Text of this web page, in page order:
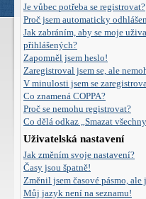
Je vůbec potřeba se registrovat?
Proč jsem automaticky
Jak zabráním, aby se moje
přihlášených?
Zapomněl jsem heslo!
Zaregistroval jsem se, ale
V minulosti jsem se
Co znamená COPPA?
Proč se nemohu registrovat?
Co dělá odkaz „Smazat
Uživatelská nastavení
Jak změním svoje nastavení?
Časy jsou špatně!
Změnil jsem časové pásmo, ale
Můj jazyk není na seznamu!